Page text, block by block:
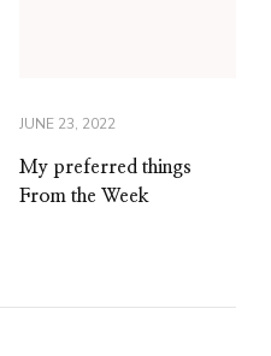
JUNE 23, 2022
My preferred things
From the Week